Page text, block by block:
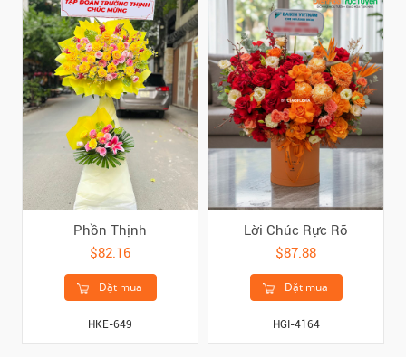
Phồn Thịnh
$82.16
Đặt mua
HKE-649
Lời Chúc Rực Rỡ
$87.88
Đặt mua
HGI-4164